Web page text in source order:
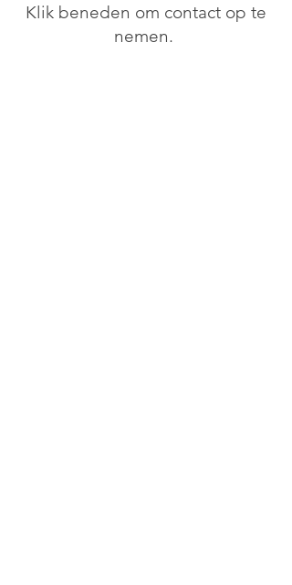
Klik beneden om contact op te
nemen.